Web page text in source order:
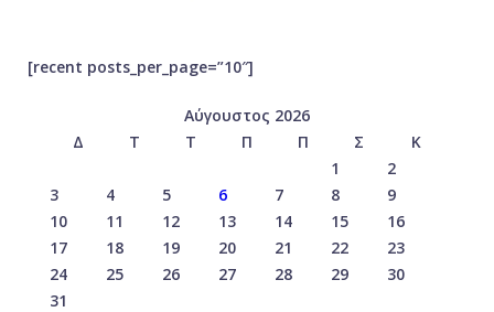
[recent posts_per_page=”10″]
Αύγουστος 2026
Δ
Τ Τ Π Π Σ
Κ
1
2
3
4 5 6 7 8
9
10
11 12 13 14 15
16
17
18 19 20 21 22
23
24
25 26 27 28 29
30
31